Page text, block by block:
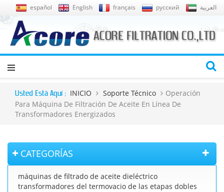
español English français русский العربية
Usted Está Aquí : INICIO Soporte Técnico
Operación
Para Máquina De Filtración De Aceite En Línea De
Transformadores Energizados
CATEGORÍAS
máquinas de filtrado de aceite dieléctrico
transformadores del termovacio de las etapas dobles